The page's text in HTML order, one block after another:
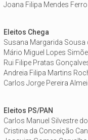
Joana Filipa Mendes Ferro
Eleitos Chega
Susana Margarida
Mário Miguel Lopes
Rui Filipe Pratas
Andreia Filipa Martins
Carlos Jorge Pereira
Eleitos PS/PAN
Carlos Manuel Silvestre
Cristina da Conceição